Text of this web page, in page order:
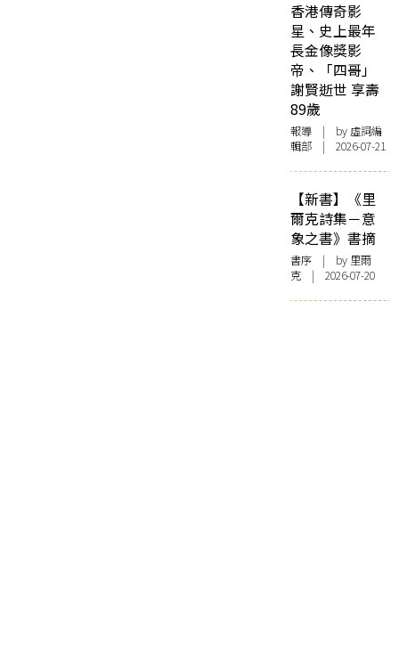
香港傳奇影
星、史上最年
長金像獎影
帝、「四哥」
謝賢逝世 享壽
89歲
報導 | by 虛詞編
輯部 | 2026-07-21
【新書】《里
爾克詩集－意
象之書》書摘
書序 | by 里爾
克 | 2026-07-20